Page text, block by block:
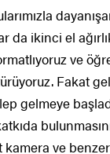
ikinci el
ve
Fakat
gelmeye
ve